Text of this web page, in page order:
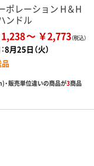
ポレーション H＆H
ンドル
￥2,773
8月25日（火）
・販売単位違いの商品が3商品